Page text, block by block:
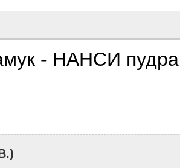
- НАНСИ пудра